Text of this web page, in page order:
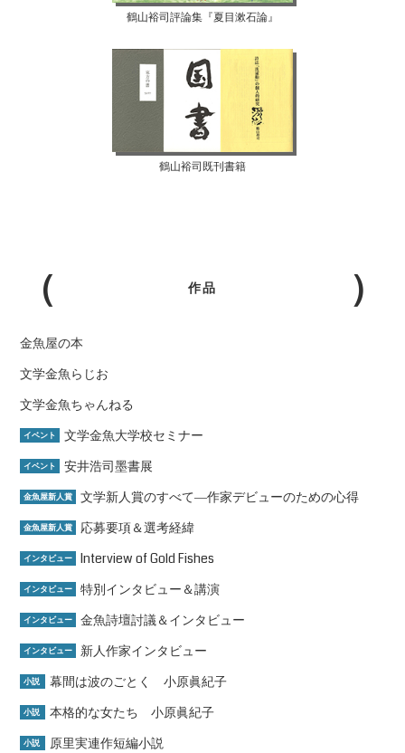
鶴山裕司評論集『夏目漱石論』
鶴山裕司既刊書籍
作品
金魚屋の本
文学金魚らじお
文学金魚ちゃんねる
イベント 文学金魚大学校セミナー
イベント 安井浩司墨書展
金魚屋新人賞 文学新人賞のすべて―作家デビューのための心得
金魚屋新人賞 応募要項＆選考経緯
インタビュー Interview of Gold Fishes
インタビュー 特別インタビュー＆講演
インタビュー 金魚詩壇討議＆インタビュー
インタビュー 新人作家インタビュー
小説 幕間は波のごとく 小原眞紀子
小説 本格的な女たち 小原眞紀子
小説 原里実連作短編小説